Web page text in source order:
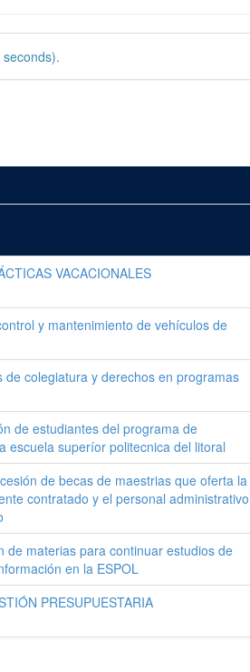
VACACIONALES
y mantenimiento de vehículos de
colegiatura y derechos en programas
de estudiantes del programa de
escuela superíor politecnica del litoral
de becas de maestrias que oferta la
contratado y el personal administrativo
de materias para continuar estudios de
en la ESPOL
PRESUPUESTARIA